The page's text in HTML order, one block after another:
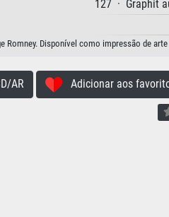
127 · Graphit
Romney. Disponível como impressão de
AR Adicionar aos